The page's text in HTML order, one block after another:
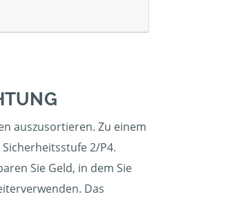
auszusortieren. Zu einem
2/P4.
Sie Geld, in dem Sie
Das